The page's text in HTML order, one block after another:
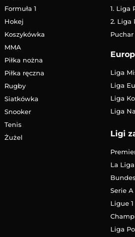
Formuła 1
Hokej
Koszykówka
MMA
Piłka nożna
Piłka ręczna
Rugby
Siatkówka
Snooker
Tenis
Żużel
1. Liga
2. Liga
Liga
Liga
Liga
Liga
Ligi
La Liga
Serie A
Ligue 1
Liga